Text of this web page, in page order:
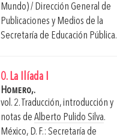
Mundo) / Dirección General de
Publicaciones y Medios de la
Secretaría de Educación Pública.
0. La Ilíada I
Homero,.
vol. 2. Traducción, introducción y
notas de Alberto Pulido Silva.
México, D. F.: Secretaría de